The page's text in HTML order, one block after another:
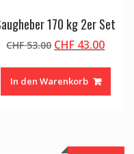
170 kg 2er Set
CHF53.00 Ursprünglicher
war:
CHF 53.00
CHF 43.00
In den Warenkorb